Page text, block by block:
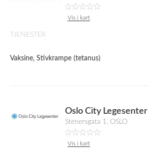
Vis i kart
TJENESTER
Vaksine, Stivkrampe (tetanus)
Oslo City Legesenter
Stenersgata 1, OSLO
Vis i kart